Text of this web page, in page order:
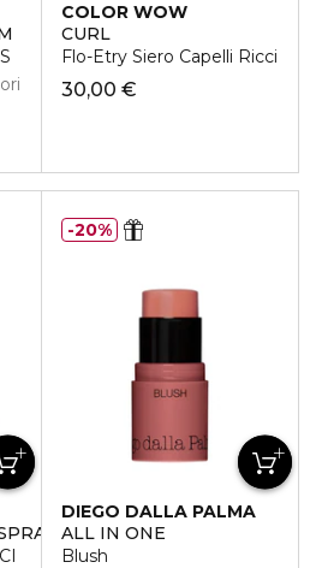
COLOR WOW
CURL
Flo-Etry Siero Capelli Ricci
30,00 €
DIEGO DALLA PALMA
ALL IN ONE
Blush
20%